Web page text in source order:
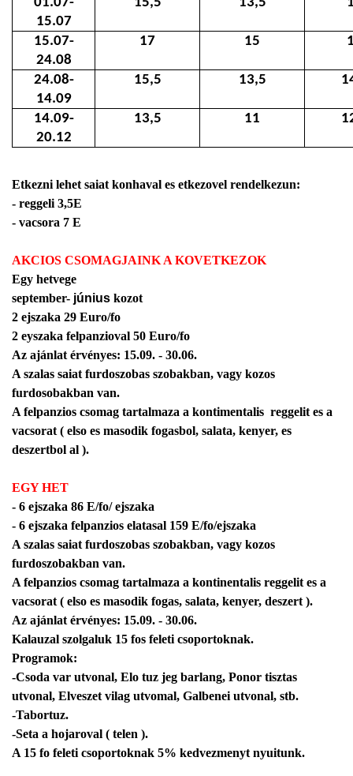
15.07
15.07-
24.08
17 15
24.08-
14.09
15,5 13,5
14.09-
20.12
13,5 11
Etkezni lehet saiat konhaval es etkezovel rendelkezun:
- reggeli 3,5E
- vacsora 7 E
AKCIOS CSOMAGJAINK A KOVETKEZOK
Egy hetvege
september- június kozot
2 ejszaka 29 Euro/fo
2 eyszaka felpanzioval 50 Euro/fo
Az ajánlat érvényes: 15.09. - 30.06.
A szalas saiat furdoszobas szobakban, vagy kozos
furdosobakban van.
A felpanzios csomag tartalmaza a kontimentalis reggelit es a
vacsorat ( elso es masodik fogasbol, salata, kenyer, es
deszertbol al ).
EGY HET
- 6 ejszaka 86 E/fo/ ejszaka
- 6 ejszaka felpanzios elatasal 159 E/fo/ejszaka
A szalas saiat furdoszobas szobakban, vagy kozos
furdoszobakban van.
A felpanzios csomag tartalmaza a kontinentalis reggelit es a
vacsorat ( elso es masodik fogas, salata, kenyer, deszert ).
Az ajánlat érvényes: 15.09. - 30.06.
Kalauzal szolgaluk 15 fos feleti csoportoknak.
Programok:
-Csoda var utvonal, Elo tuz jeg barlang, Ponor tisztas
utvonal, Elveszet vilag utvomal, Galbenei utvonal, stb.
-Tabortuz.
-Seta a hojaroval ( telen ).
A 15 fo feleti csoportoknak 5% kedvezmenyt nyuitunk.